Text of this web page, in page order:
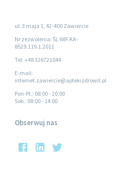
ul. 3 maja 1, 42-400 Zawiercie
Nr zezwolenia: ŚL WIF.KA-
8529.119.1.2011
Tel: +48 326721044
E-mail:
internet.zawiercie@aptekizdrowit.pl
Pon-Pt.: 08:00 - 20:00
Sob.: 08:00 - 14:00
Obserwuj nas